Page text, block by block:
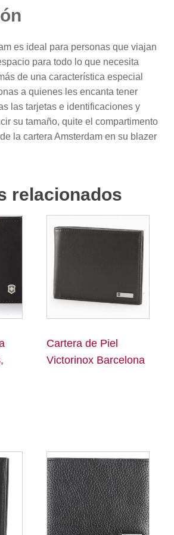
es ideal para personas que viajan
para todo lo que necesita
de una característica especial
a quienes les encanta tener
las tarjetas e identificaciones y
su tamaño, quite el compartimento
la cartera Amsterdam en su blazer
relacionados
Cartera de Piel
Victorinox Barcelona